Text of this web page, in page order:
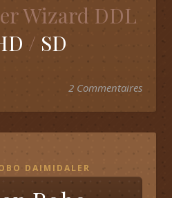
Wizard DDL
/ SD
2 Commentaires
DAIMIDALER